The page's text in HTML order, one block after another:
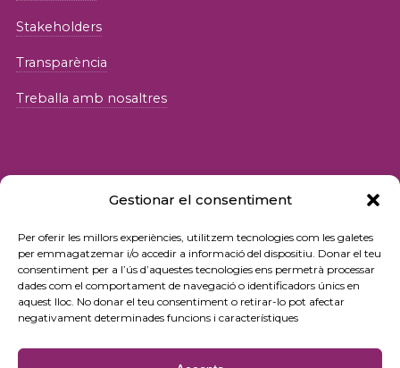
Gestionar el consentiment
Per oferir les millors experiències, utilitzem tecnologies com les galetes
per emmagatzemar i/o accedir a informació del dispositiu. Donar el teu
consentiment per a l’ús d’aquestes tecnologies ens permetrà processar
dades com el comportament de navegació o identificadors únics en
aquest lloc. No donar el teu consentiment o retirar-lo pot afectar
negativament determinades funcions i característiques
Stakeholders
Transparència
Treballa amb nosaltres
© 2026 Fundació iSocial
Política de privacitat
Condicions d’ús
Política de cookies